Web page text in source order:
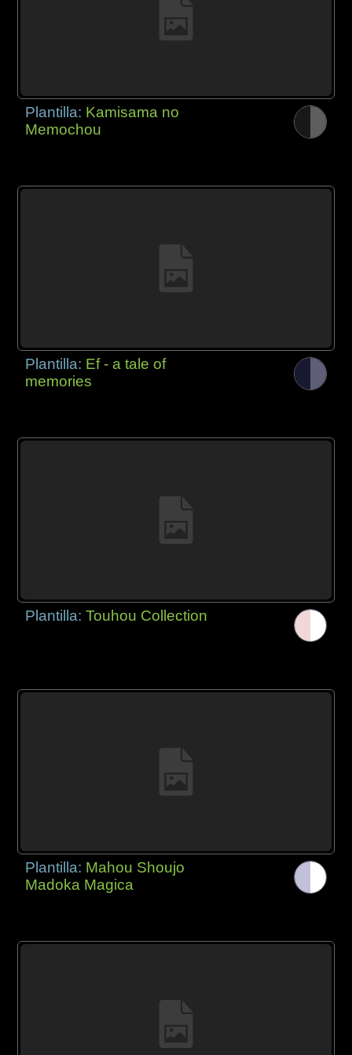
Plantilla: Kamisama no
Memochou
Plantilla: Ef - a tale of
memories
Plantilla:Touhou Collection
Plantilla: Mahou Shoujo
Madoka Magica